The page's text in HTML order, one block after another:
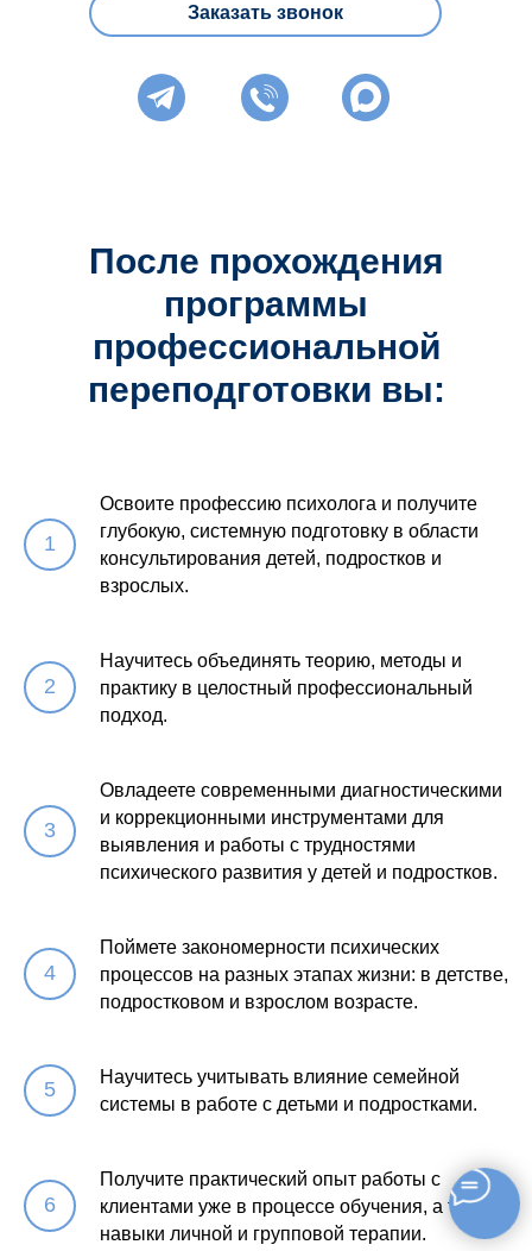
Заказать звонок
После прохождения
программы
профессиональной
переподготовки вы:
Освоите профессию психолога и получите
глубокую, системную подготовку в области
консультирования детей, подростков и
взрослых.
Научитесь объединять теорию, методы и
практику в целостный профессиональный
подход.
Овладеете современными диагностическими
и коррекционными инструментами для
выявления и работы с трудностями
психического развития у детей и подростков.
Поймете закономерности психических
процессов на разных этапах жизни: в детстве,
подростковом и взрослом возрасте.
Научитесь учитывать влияние семейной
системы в работе с детьми и подростками.
Получите практический опыт работы с
клиентами уже в процессе обучения, а также
навыки личной и групповой терапии.